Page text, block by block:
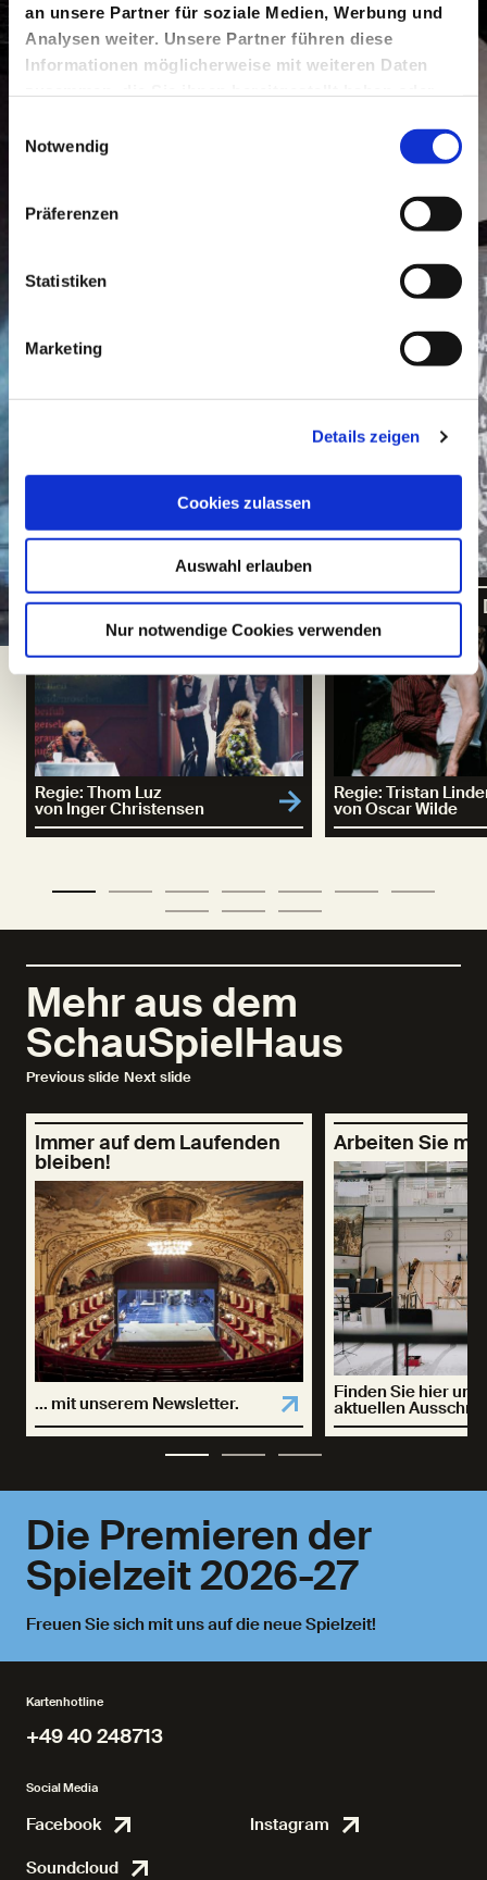
an unsere Partner für soziale Medien, Werbung und
Analysen weiter. Unsere Partner führen diese
Informationen möglicherweise mit weiteren Daten
gesammelt haben.
Notwendig
Präferenzen
Statistiken
Marketing
Details zeigen
Cookies zulassen
Auswahl erlauben
Nur notwendige Cookies verwenden
Unsere Trailer
Next slide
alphabet
Regie: Thom Luz
von Inger Christensen
Das Bildnis des
Regie: Tristan
von Oscar Wilde
Mehr aus dem
SchauSpielHaus
Previous slide Next slide
Immer auf dem Laufenden
bleiben!
... mit unserem Newsletter.
Arbeiten Sie mit
Finden Sie hier
aktuellen
Die Premieren der
Spielzeit 2026-27
Freuen Sie sich mit uns auf die neue Spielzeit!
Kartenhotline
+49 40 248713
Social Media
Facebook FacebookInstagram
Soundcloud